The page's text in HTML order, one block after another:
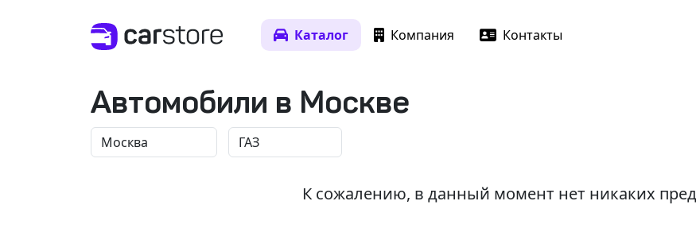
Каталог Компания Контакты
Автомобили в Москве
К сожалению, в данный момент нет никаких